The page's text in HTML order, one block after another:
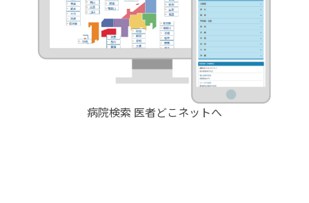
病院検索 医者どこネットへ